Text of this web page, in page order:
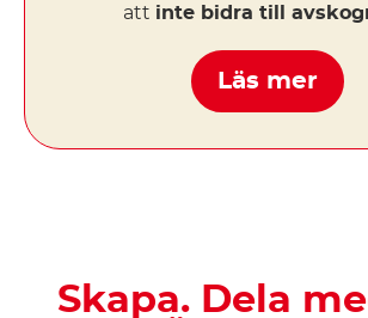
att inte bidra till
Läs mer
Skapa. Dela